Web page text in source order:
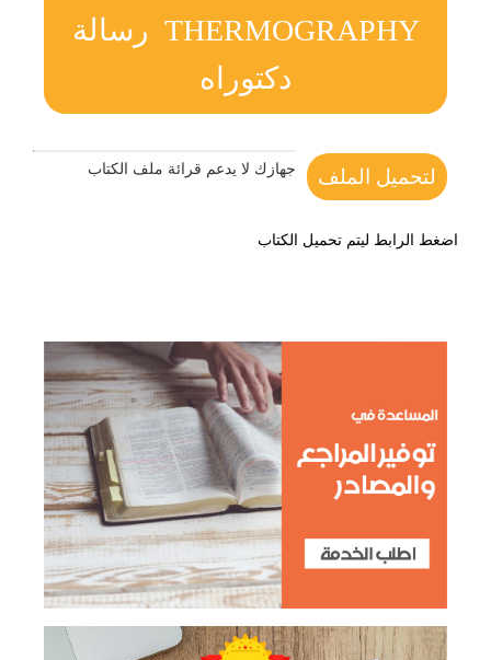
THERMOGRAPHY رسالة
دكتوراه
لتحميل الملف جهازك لا يدعم قرائة ملف الكتاب
اضغط الرابط ليتم تحميل الكتاب